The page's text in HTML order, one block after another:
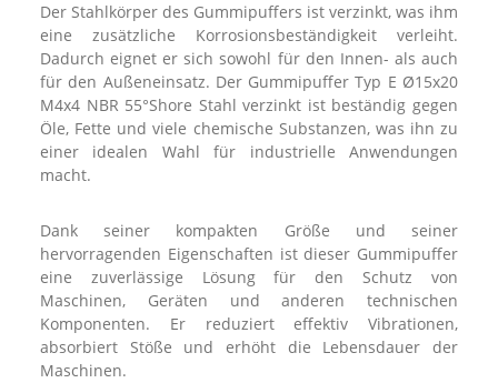
Der Stahlkörper des Gummipuffers ist verzinkt, was ihm
eine zusätzliche Korrosionsbeständigkeit verleiht.
Dadurch eignet er sich sowohl für den Innen- als auch
für den Außeneinsatz. Der Gummipuffer Typ E Ø15x20
M4x4 NBR 55°Shore Stahl verzinkt ist beständig gegen
Öle, Fette und viele chemische Substanzen, was ihn zu
einer idealen Wahl für industrielle Anwendungen
macht.
Dank seiner kompakten Größe und seiner
hervorragenden Eigenschaften ist dieser Gummipuffer
eine zuverlässige Lösung für den Schutz von
Maschinen, Geräten und anderen technischen
Komponenten. Er reduziert effektiv Vibrationen,
absorbiert Stöße und erhöht die Lebensdauer der
Maschinen.